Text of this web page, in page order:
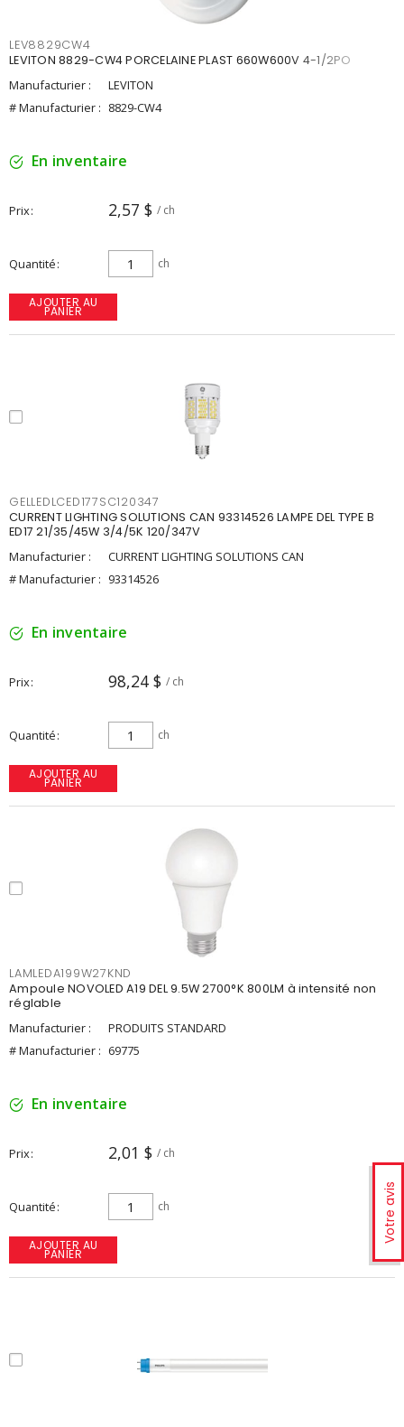
Votre avis
LEV8829CW4
LEVITON 8829-CW4 PORCELAINE PLAST 660W600V 4-1/2PO
Manufacturier :
LEVITON
# Manufacturier : 8829-CW4
En inventaire
Prix 2,57 $ / ch
Quantité ch
AJOUTER AU
PANIER
GELLEDLCED177SC120347
CURRENT LIGHTING SOLUTIONS CAN 93314526 LAMPE DEL TYPE B
ED17 21/35/45W 3/4/5K 120/347V
Manufacturier :
CURRENT LIGHTING SOLUTIONS CAN
# Manufacturier : 93314526
En inventaire
Prix 98,24 $ / ch
Quantité ch
AJOUTER AU
PANIER
LAMLEDA199W27KND
Ampoule NOVOLED A19 DEL 9.5W 2700°K 800LM à intensité non
réglable
Manufacturier :
PRODUITS STANDARD
# Manufacturier : 69775
En inventaire
Prix 2,01 $ / ch
Quantité ch
AJOUTER AU
PANIER